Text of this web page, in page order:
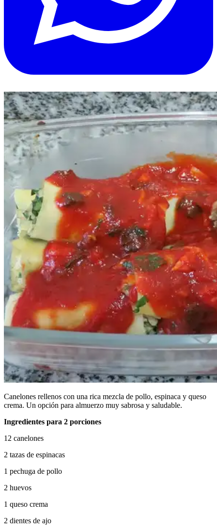
Canelones rellenos con una rica mezcla de pollo, espinaca y queso
crema. Un opción para almuerzo muy sabrosa y saludable.
Ingredientes para 2 porciones
12 canelones
2 tazas de espinacas
1 pechuga de pollo
2 huevos
1 queso crema
2 dientes de ajo